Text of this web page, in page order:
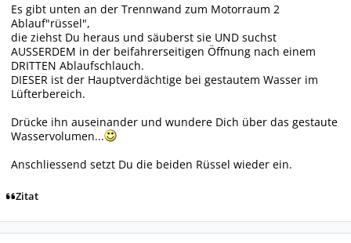
Es gibt unten an der Trennwand zum Motorraum 2
Ablauf"rüssel",
die ziehst Du heraus und säuberst sie UND suchst
AUSSERDEM in der beifahrerseitigen Öffnung nach einem
DRITTEN Ablaufschlauch.
DIESER ist der Hauptverdächtige bei gestautem Wasser im
Lüfterbereich.
Drücke ihn auseinander und wundere Dich über das gestaute
Wasservolumen...
Anschliessend setzt Du die beiden Rüssel wieder ein.
Zitat